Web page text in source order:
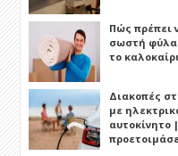
Πώς πρέπει
σωστή
το
Διακοπές
με
αυτοκίνητο